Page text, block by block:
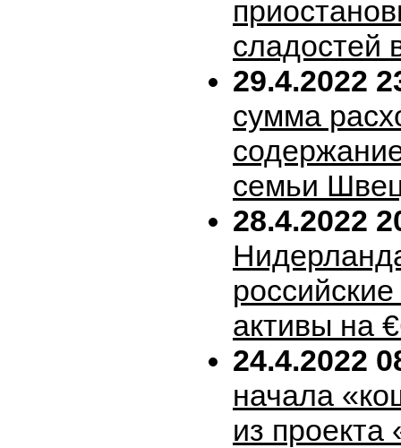
сладостей
29.4.2022
сумма
семьи
28.4.2022
активы на
24.4.2022
начала
из